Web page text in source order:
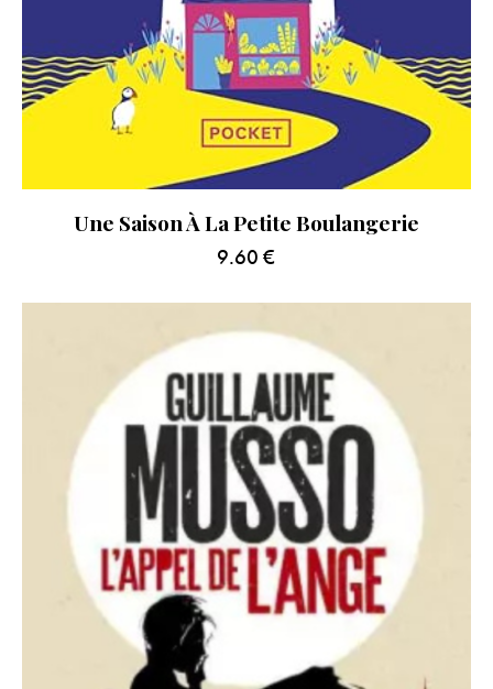
Une Saison À La Petite Boulangerie
9.60 €